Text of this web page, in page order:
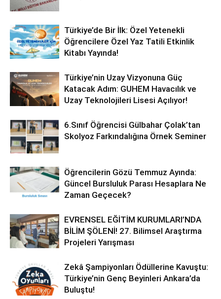
Türkiye’de Bir İlk: Özel Yetenekli
Öğrencilere Özel Yaz Tatili Etkinlik
Kitabı Yayında!
Türkiye’nin Uzay Vizyonuna Güç
Katacak Adım: GUHEM Havacılık ve
Uzay Teknolojileri Lisesi Açılıyor!
6.Sınıf Öğrencisi Gülbahar Çolak’tan
Skolyoz Farkındalığına Örnek Seminer
Öğrencilerin Gözü Temmuz Ayında:
Güncel Bursluluk Parası Hesaplara Ne
Zaman Geçecek?
EVRENSEL EĞİTİM KURUMLARI’NDA
BİLİM ŞÖLENİ! 27. Bilimsel Araştırma
Projeleri Yarışması
Zekâ Şampiyonları Ödüllerine Kavuştu:
Türkiye’nin Genç Beyinleri Ankara’da
Buluştu!